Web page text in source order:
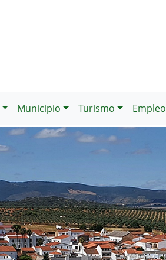
Municipio Turismo Empleo